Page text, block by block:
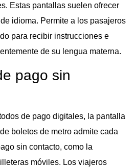
Estas pantallas suelen ofrecer
idioma. Permite a los pasajeros
para recibir instrucciones e
de su lengua materna.
pago sin
de pago digitales, la pantalla
boletos de metro admite cada
sin contacto, como la
móviles. Los viajeros